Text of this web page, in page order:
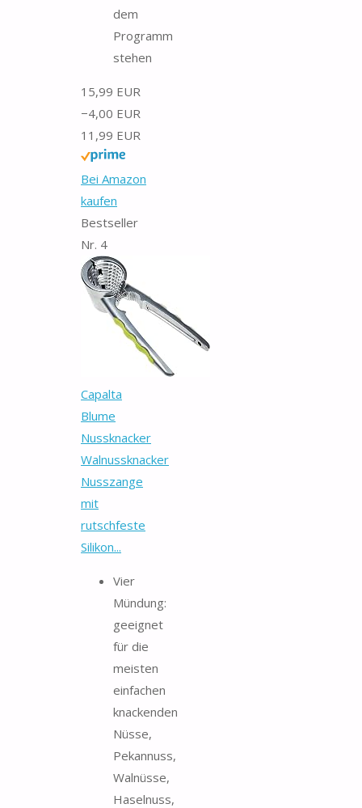
dem
Programm
stehen
15,99 EUR
−4,00 EUR
11,99 EUR
Bei Amazon
kaufen
Bestseller
Nr. 4
Capalta
Blume
Nussknacker
Walnussknacker
Nusszange
mit
rutschfeste
Silikon...
Vier
Mündung:
geeignet
für die
meisten
einfachen
knackenden
Nüsse,
Pekannuss,
Walnüsse,
Haselnuss,